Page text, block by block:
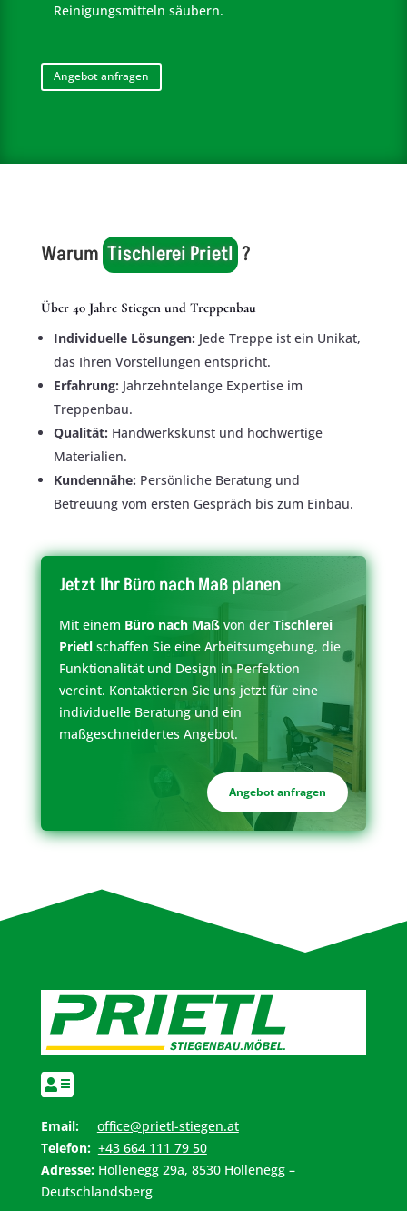
Reinigungsmitteln säubern.
Angebot anfragen
Warum Tischlerei Prietl ?
Über 40 Jahre Stiegen und Treppenbau
Individuelle Lösungen: Jede Treppe ist ein Unikat,
das Ihren Vorstellungen entspricht.
Erfahrung: Jahrzehntelange Expertise im
Treppenbau.
Qualität: Handwerkskunst und hochwertige
Materialien.
Kundennähe: Persönliche Beratung und
Betreuung vom ersten Gespräch bis zum Einbau.
Jetzt Ihr Büro nach Maß planen
Mit einem Büro nach Maßvon der Tischlerei
Prietlschaffen Sie eine Arbeitsumgebung, die
Funktionalität und Design in Perfektion
vereint. Kontaktieren Sie uns jetzt für eine
individuelle Beratung und ein
maßgeschneidertes Angebot.
Angebot anfragen

Email:
office@prietl-stiegen.at
Telefon: +43 664 111 79 50
Adresse:Hollenegg 29a, 8530 Hollenegg –
Deutschlandsberg